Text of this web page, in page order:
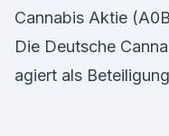
Cannabis Aktie
Die Deutsche
agiert als